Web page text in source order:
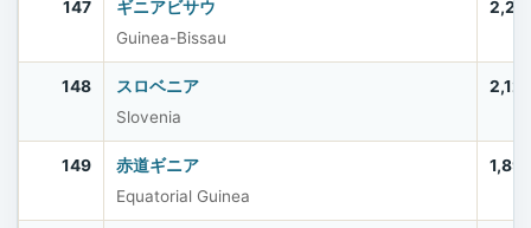
147
ギニアビサウ
Guinea-Bissau
148
スロベニア
Slovenia
149
赤道ギニア
Equatorial Guinea